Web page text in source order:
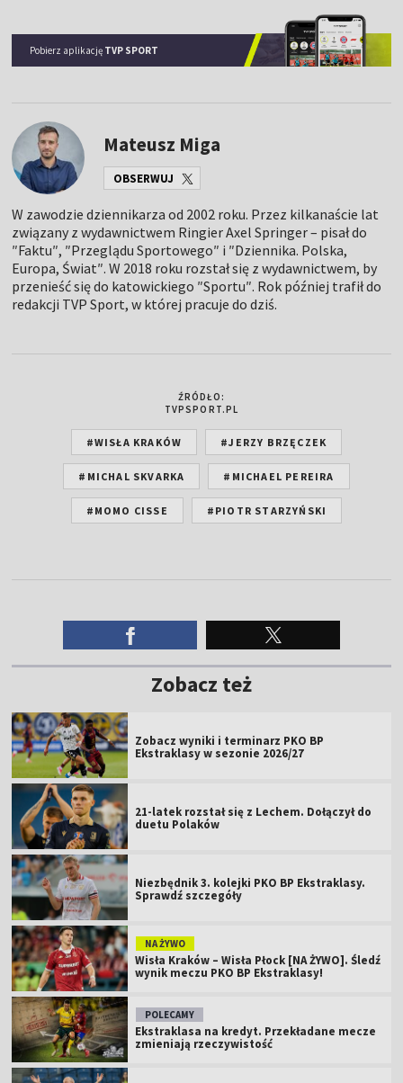
Pobierz aplikację TVP SPORT
Mateusz Miga
OBSERWUJ
W zawodzie dziennikarza od 2002 roku. Przez kilkanaście lat
związany z wydawnictwem Ringier Axel Springer – pisał do
″Faktu″, ″Przeglądu Sportowego″ i ″Dziennika. Polska,
Europa, Świat″. W 2018 roku rozstał się z wydawnictwem, by
przenieść się do katowickiego ″Sportu″. Rok później trafił do
redakcji TVP Sport, w której pracuje do dziś.
ŹRÓDŁO:
TVPSPORT.PL
#WISŁA KRAKÓW #JERZY BRZĘCZEK
#MICHAL SKVARKA #MICHAEL PEREIRA
#MOMO CISSE #PIOTR STARZYŃSKI
Zobacz też
Zobacz wyniki i terminarz PKO BP
Ekstraklasy w sezonie 2026/27
21-latek rozstał się z Lechem. Dołączył do
duetu Polaków
Niezbędnik 3. kolejki PKO BP Ekstraklasy.
Sprawdź szczegóły
NA ŻYWO
Wisła Kraków – Wisła Płock [NA ŻYWO]. Śledź
wynik meczu PKO BP Ekstraklasy!
POLECAMY
Ekstraklasa na kredyt. Przekładane mecze
zmieniają rzeczywistość